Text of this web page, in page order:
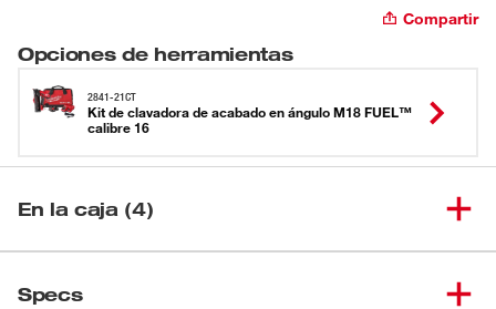
Compartir
Opciones de herramientas
2841-21CT
Kit de clavadora de acabado en ángulo M18 FUEL™
calibre 16
En la caja (4)
Specs